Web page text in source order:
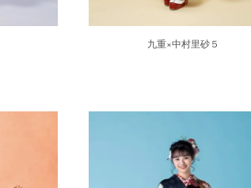
九重×中村里砂５